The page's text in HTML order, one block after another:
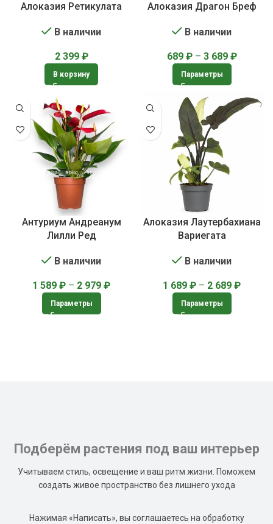
Алоказия Ретикулата
В наличии
2 399 ₽
В корзину
Алоказия Драгон Бреф
В наличии
689 ₽ – 3 689 ₽
Параметры
Антуриум Андреанум
Лилли Ред
В наличии
1 589 ₽ – 2 979 ₽
Параметры
Алоказия Лаутербахиана
Вариегата
В наличии
1 689 ₽ – 2 689 ₽
Параметры
Подберём растения под ваш интерьер
Учитываем стиль, освещение и ваш ритм жизни. Поможем
создать живое пространство без лишнего ухода
Нажимая «Написать», вы соглашаетесь на обработку